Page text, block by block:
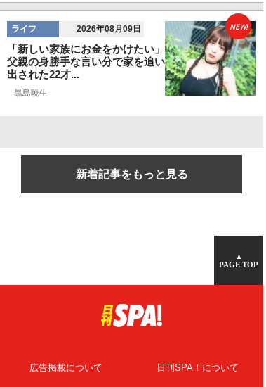
ライフ 2026年08月09日
「新しい家族にお金をかけたい」
父親の身勝手な言い分で家を追い
出された22才...
黒島暁生
NEW!
新着記事をもっと見る
▲
PAGE TOP
広告掲載について 日刊SPA！について